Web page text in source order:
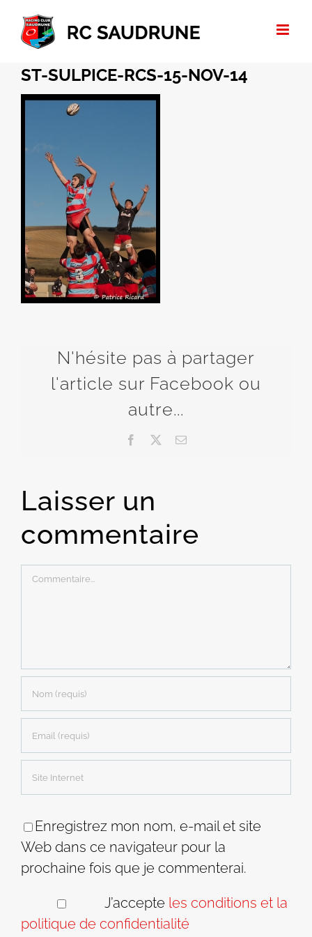
Passer
contenu
ST-SULPICE-RCS-15-NOV-14
N'hésite pas à partager
l'article sur Facebook ou
autre...
Facebook Email
Laisser un
commentaire
Commentaire
Enregistrez mon nom, e-mail et site
Web dans ce navigateur pour la
prochaine fois que je commenterai.
J’accepte les conditions et la
politique de confidentialité